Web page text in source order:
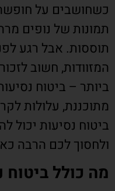
כשחושבים על
תמונות של נופים
תוססות. אבל רגע
המזוודות, חשוב
ביותר – ביטוח
מתוכננת, עלולות
ביטוח נסיעות
ולחסוך לכם הרבה
מה כולל ביטוח